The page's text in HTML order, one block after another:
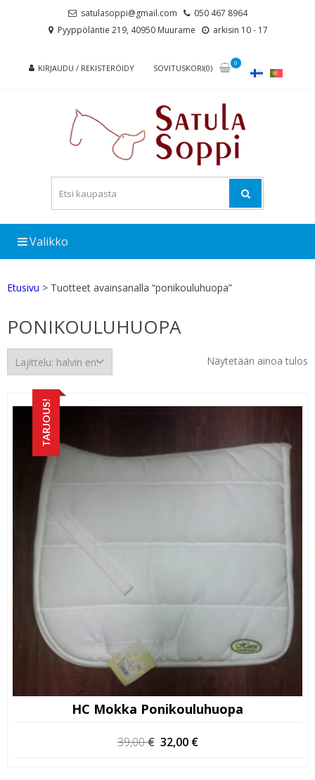
satulasoppi@gmail.com
050 467 8964
Pyyppöläntie 219, 40950 Muurame
arkisin 10 - 17
KIRJAUDU / REKISTERÖIDY SOVITUSKORI(0)
0
Valikko
Etusivu > Tuotteet avainsanalla “ponikouluhuopa”
PONIKOULUHUOPA
Näytetään ainoa tulos
TARJOUS!
HC Mokka Ponikouluhuopa
39,00€ Alkuperäinen
32,00 €